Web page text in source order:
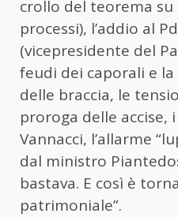
crollo del teorema su
processi), l’addio al
(vicepresidente del
feudi dei caporali e
delle braccia, le
proroga delle accise,
Vannacci, l’allarme
dal ministro
bastava. E così è
patrimoniale”.